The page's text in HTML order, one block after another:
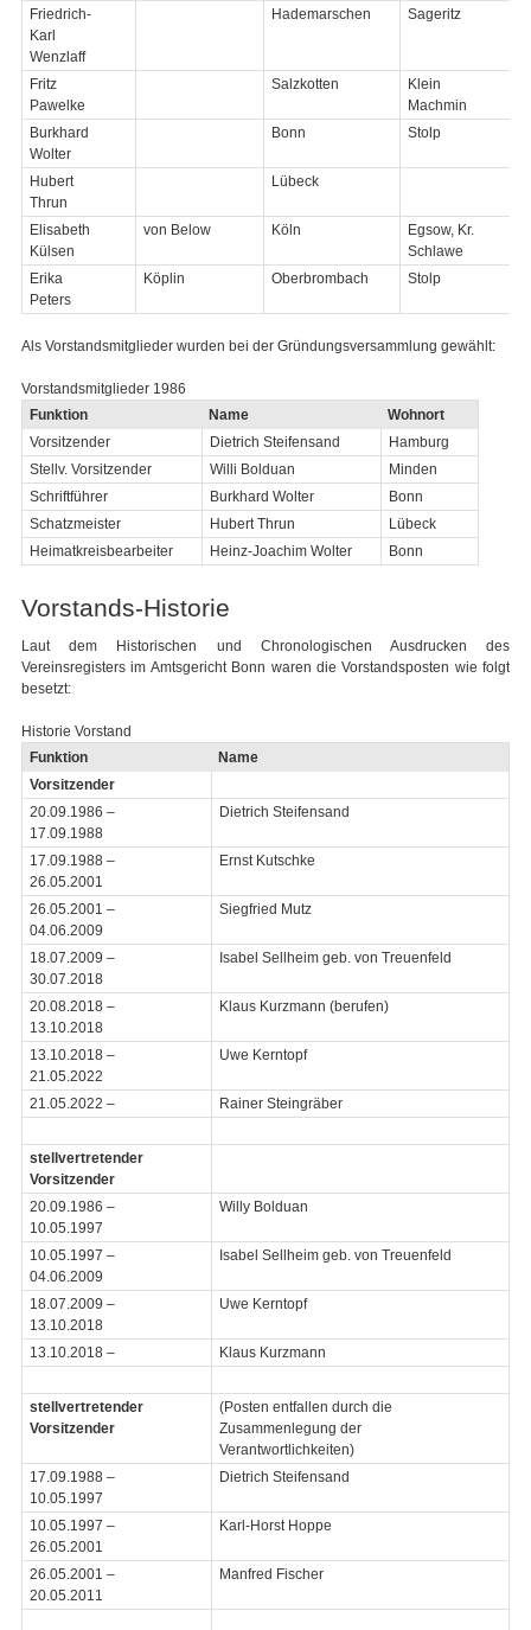
Friedrich-
Karl
Wenzlaff
Hademarschen Sageritz
Fritz
Pawelke
Salzkotten
Klein
Machmin
Burkhard
Wolter
Bonn Stolp
Hubert
Thrun
Lübeck
Elisabeth
Külsen
von Below Köln
Egsow, Kr.
Schlawe
Erika
Peters
Köplin Oberbrombach Stolp
Als Vorstandsmitglieder wurden bei der Gründungsversammlung gewählt:
Vorstandsmitglieder 1986
Funktion
Name
Wohnort
Vorsitzender
Dietrich Steifensand
Hamburg
Stellv. Vorsitzender
Willi Bolduan
Minden
Schriftführer
Burkhard Wolter
Bonn
Schatzmeister
Hubert Thrun
Lübeck
Heimatkreisbearbeiter
Heinz-Joachim Wolter Bonn
Vorstands-Historie
Laut dem Historischen und Chronologischen Ausdrucken des
Vereinsregisters im Amtsgericht Bonn waren die Vorstandsposten wie folgt
besetzt:
Historie Vorstand
Funktion
Name
Vorsitzender
20.09.1986 –
17.09.1988
Dietrich Steifensand
17.09.1988 –
26.05.2001
Ernst Kutschke
26.05.2001 –
04.06.2009
Siegfried Mutz
18.07.2009 –
30.07.2018
Isabel Sellheim geb. von Treuenfeld
20.08.2018 –
13.10.2018
Klaus Kurzmann (berufen)
13.10.2018 –
21.05.2022
Uwe Kerntopf
21.05.2022 – Rainer Steingräber
stellvertretender
Vorsitzender
20.09.1986 –
10.05.1997
Willy Bolduan
10.05.1997 –
04.06.2009
Isabel Sellheim geb. von Treuenfeld
18.07.2009 –
13.10.2018
Uwe Kerntopf
13.10.2018 – Klaus Kurzmann
stellvertretender
Vorsitzender
(Posten entfallen durch die
Zusammenlegung der
Verantwortlichkeiten)
17.09.1988 –
10.05.1997
Dietrich Steifensand
10.05.1997 –
26.05.2001
Karl-Horst Hoppe
26.05.2001 –
20.05.2011
Manfred Fischer